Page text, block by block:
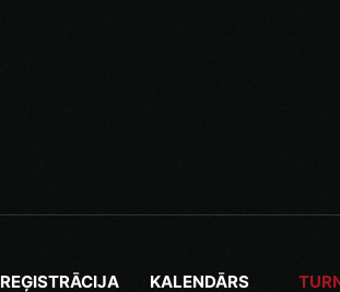
REĢISTRĀCIJA KALENDĀRS